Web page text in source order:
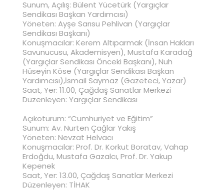
Sunum, Açılış: Bülent Yücetürk (Yargıçlar
Sendikası Başkan Yardımcısı)
Yöneten: Ayşe Sarısu Pehlivan (Yargıçlar
Sendikası Başkanı)
Konuşmacılar: Kerem Altıparmak (İnsan Hakları
Savunucusu, Akademisyen), Mustafa Karadağ
(Yargıçlar Sendikası Önceki Başkanı), Nuh
Hüseyin Köse (Yargıçlar Sendikası Başkan
Yardımcısı),İsmail Saymaz (Gazeteci, Yazar)
Saat, Yer: 11.00, Çağdaş Sanatlar Merkezi
Düzenleyen: Yargıçlar Sendikası
Açıkoturum: “Cumhuriyet ve Eğitim”
Sunum: Av. Nurten Çağlar Yakış
Yöneten: Nevzat Helvacı
Konuşmacılar: Prof. Dr. Korkut Boratav, Vahap
Erdoğdu, Mustafa Gazalcı, Prof. Dr. Yakup
Kepenek
Saat, Yer: 13.00, Çağdaş Sanatlar Merkezi
Düzenleyen: TİHAK